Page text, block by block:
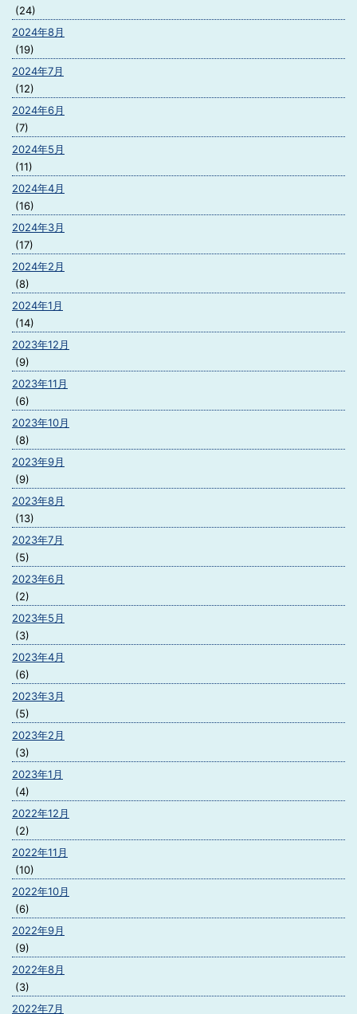
(24)
2024年8月
(19)
2024年7月
(12)
2024年6月
(7)
2024年5月
(11)
2024年4月
(16)
2024年3月
(17)
2024年2月
(8)
2024年1月
(14)
2023年12月
(9)
2023年11月
(6)
2023年10月
(8)
2023年9月
(9)
2023年8月
(13)
2023年7月
(5)
2023年6月
(2)
2023年5月
(3)
2023年4月
(6)
2023年3月
(5)
2023年2月
(3)
2023年1月
(4)
2022年12月
(2)
2022年11月
(10)
2022年10月
(6)
2022年9月
(9)
2022年8月
(3)
2022年7月